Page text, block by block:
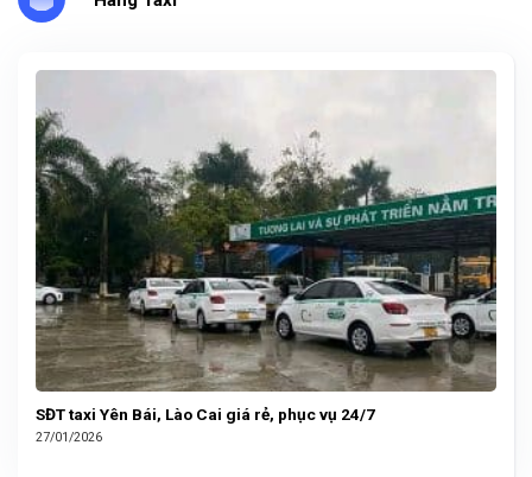
SĐT taxi Yên Bái, Lào Cai giá rẻ, phục vụ 24/7
27/01/2026